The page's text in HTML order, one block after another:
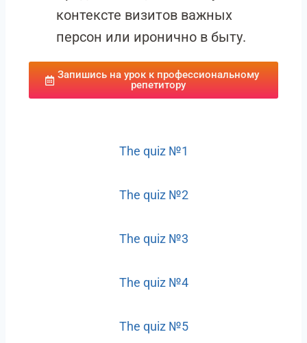
контексте визитов важных
персон или иронично в быту.
Запишись на урок к профессиональному
репетитору
The quiz №1
The quiz №2
The quiz №3
The quiz №4
The quiz №5